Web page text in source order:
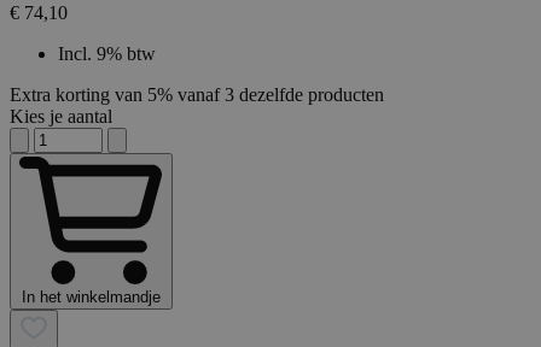
€ 74,10
Incl. 9% btw
Extra korting van 5% vanaf 3 dezelfde producten
Kies je aantal
In het winkelmandje